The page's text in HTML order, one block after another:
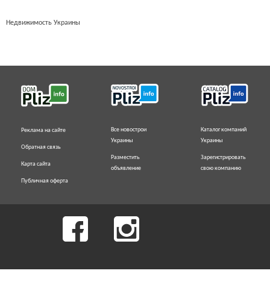
Недвижимость Украины
Реклама на сайте
Обратная связь
Карта сайта
Публичная оферта
Все новострои
Украины
Разместить
объявление
Каталог компаний
Украины
Зарегистрировать
свою компанию